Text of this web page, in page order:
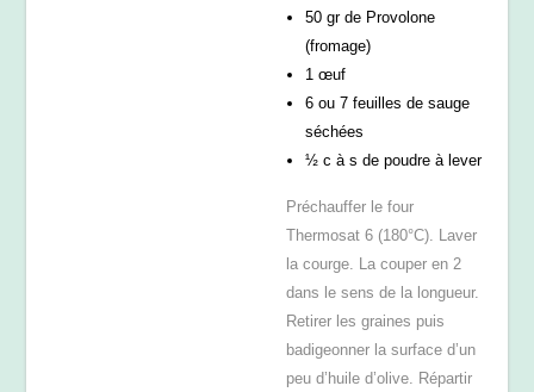
50 gr de Provolone
(fromage)
1 œuf
6 ou 7 feuilles de sauge
séchées
½ c à s de poudre à lever
Préchauffer le four
Thermosat 6 (180°C). Laver
la courge. La couper en 2
dans le sens de la longueur.
Retirer les graines puis
badigeonner la surface d’un
peu d’huile d’olive. Répartir